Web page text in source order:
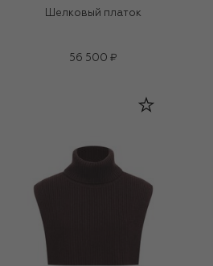
Шелковый платок
56 500 ₽